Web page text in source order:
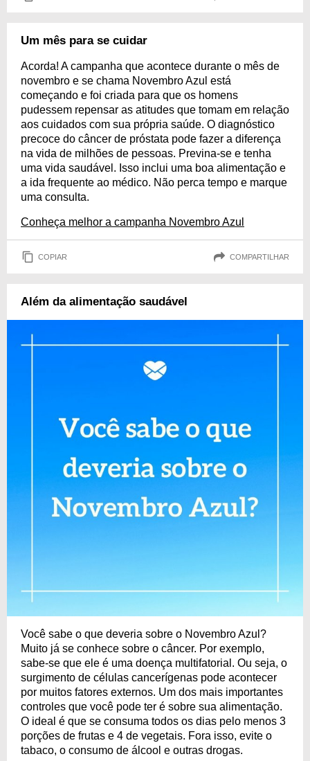
Um mês para se cuidar
Acorda! A campanha que acontece durante o mês de
novembro e se chama Novembro Azul está
começando e foi criada para que os homens
pudessem repensar as atitudes que tomam em relação
aos cuidados com sua própria saúde. O diagnóstico
precoce do câncer de próstata pode fazer a diferença
na vida de milhões de pessoas. Previna-se e tenha
uma vida saudável. Isso inclui uma boa alimentação e
a ida frequente ao médico. Não perca tempo e marque
uma consulta.
Conheça melhor a campanha Novembro Azul
COPIAR COMPARTILHAR
Além da alimentação saudável
Você sabe o que deveria sobre o Novembro Azul?
Muito já se conhece sobre o câncer. Por exemplo,
sabe-se que ele é uma doença multifatorial. Ou seja, o
surgimento de células cancerígenas pode acontecer
por muitos fatores externos. Um dos mais importantes
controles que você pode ter é sobre sua alimentação.
O ideal é que se consuma todos os dias pelo menos 3
porções de frutas e 4 de vegetais. Fora isso, evite o
tabaco, o consumo de álcool e outras drogas.